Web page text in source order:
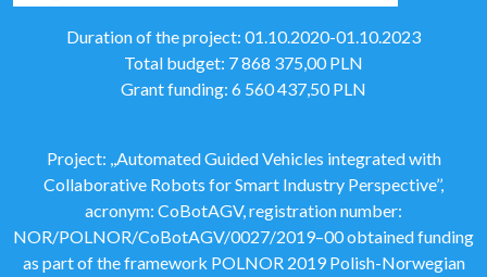
Duration of the project: 01.10.2020-01.10.2023
Total budget: 7 868 375,00 PLN
Grant funding: 6 560 437,50 PLN
Project: ,,Automated Guided Vehicles integrated with
Collaborative Robots for Smart Industry Perspective’’,
acronym: CoBotAGV, registration number:
NOR/POLNOR/CoBotAGV/0027/2019–00 obtained funding
as part of the framework POLNOR 2019 Polish-Norwegian